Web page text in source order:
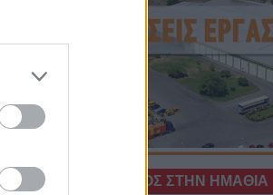
Ο ΚΑΙΡΟΣ ΣΤΗΝ ΗΜΑΘΙΑ